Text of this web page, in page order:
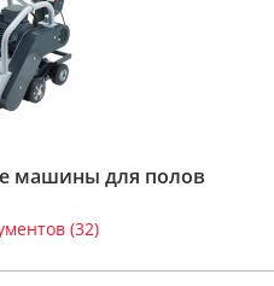
машины для полов
(32)